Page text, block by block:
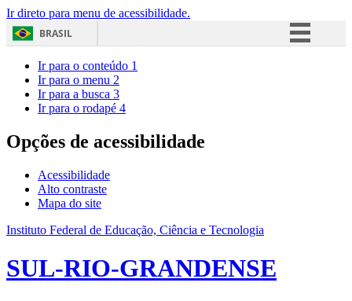
Ir direto para menu de acessibilidade.
BRASIL
Acesso à informação
Ir para o conteúdo 1
Ir para o menu 2
Ir para a busca 3
Ir para o rodapé 4
Opções de acessibilidade
Acessibilidade
Alto contraste
Mapa do site
Instituto Federal de Educação, Ciência e Tecnologia
SUL-RIO-GRANDENSE